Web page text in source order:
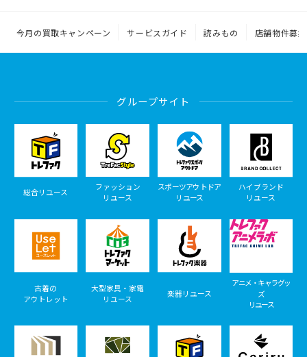
今月の買取キャンペーン サービスガイド 読みもの 店舗物件募集
グループサイト
総合リユース
ファッション
リユース
スポーツアウトドア
リユース
ハイブランド
リユース
古着の
アウトレット
大型家具・家電
リユース
楽器リユース
アニメ・キャラグッ
ズ
リユース